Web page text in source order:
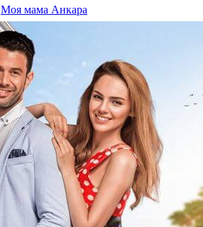
Моя мама Анкара